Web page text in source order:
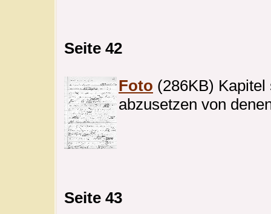
Seite 42
Foto (286KB) Kapitel
abzusetzen von
Seite 43